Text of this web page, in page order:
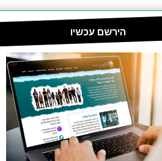
הירשם עכשיו